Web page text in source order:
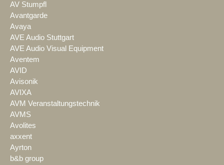
AV Stumpfl
Avantgarde
Avaya
AVE Audio Stuttgart
AVE Audio Visual Equipment
Aventem
AVID
Avisonik
AVIXA
AVM Veranstaltungstechnik
AVMS
Avolites
axxent
Ayrton
b&b group